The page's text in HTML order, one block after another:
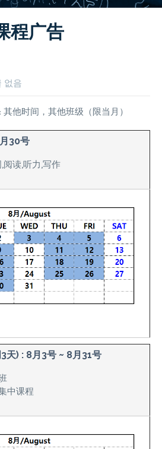
程广告
없음
他时间，其他班级（限当月）
30号
阅读,听力,写作
天) : 8月3号 ~ 8月31号
中课程